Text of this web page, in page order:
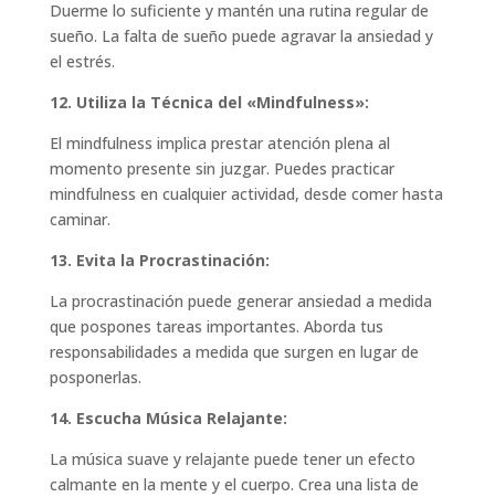
Duerme lo suficiente y mantén una rutina regular de
sueño. La falta de sueño puede agravar la ansiedad y
el estrés.
12. Utiliza la Técnica del «Mindfulness»:
El mindfulness implica prestar atención plena al
momento presente sin juzgar. Puedes practicar
mindfulness en cualquier actividad, desde comer hasta
caminar.
13. Evita la Procrastinación:
La procrastinación puede generar ansiedad a medida
que pospones tareas importantes. Aborda tus
responsabilidades a medida que surgen en lugar de
posponerlas.
14. Escucha Música Relajante:
La música suave y relajante puede tener un efecto
calmante en la mente y el cuerpo. Crea una lista de